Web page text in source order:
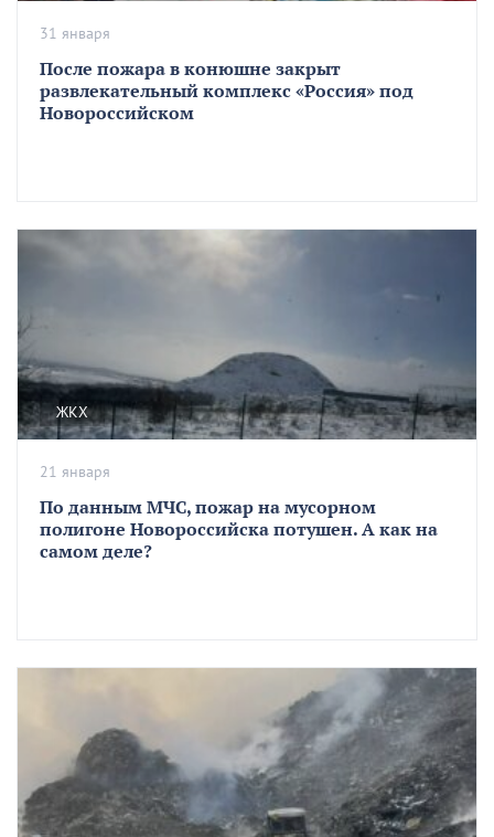
После пожара в конюшне закрыт
развлекательный комплекс «Россия» под
Новороссийском
31 января
ЖКХ
По данным МЧС, пожар на мусорном
полигоне Новороссийска потушен. А как на
самом деле?
21 января